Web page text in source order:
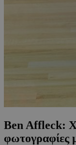
Ben Affleck:
φωτογραφίες